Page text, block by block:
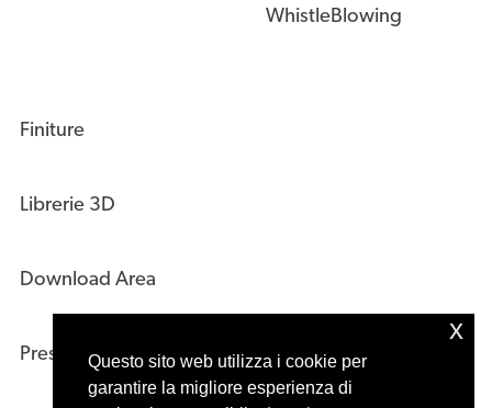
Questo sito web utilizza i cookie per
garantire la migliore esperienza di
x
WhistleBlowing
Finiture
Librerie 3D
Download Area
Press Kit